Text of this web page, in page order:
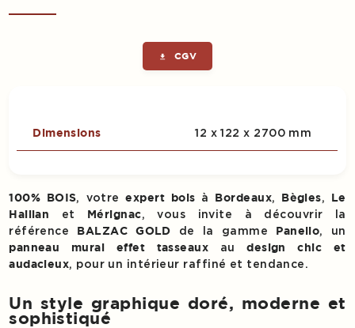
get_app CGV
Dimensions 12 x 122 x 2700 mm
100% BOIS, votreexpert bois à Bordeaux, Bègles,
Le
Haillan
et Mérignac, vous invite à découvrir la
référence
BALZAC GOLD de la gamme Panelio, un
panneau mural effet tasseaux audesign chic et
audacieux, pour un intérieur raffiné et tendance.
Un style graphique doré, moderne et
sophistiqué